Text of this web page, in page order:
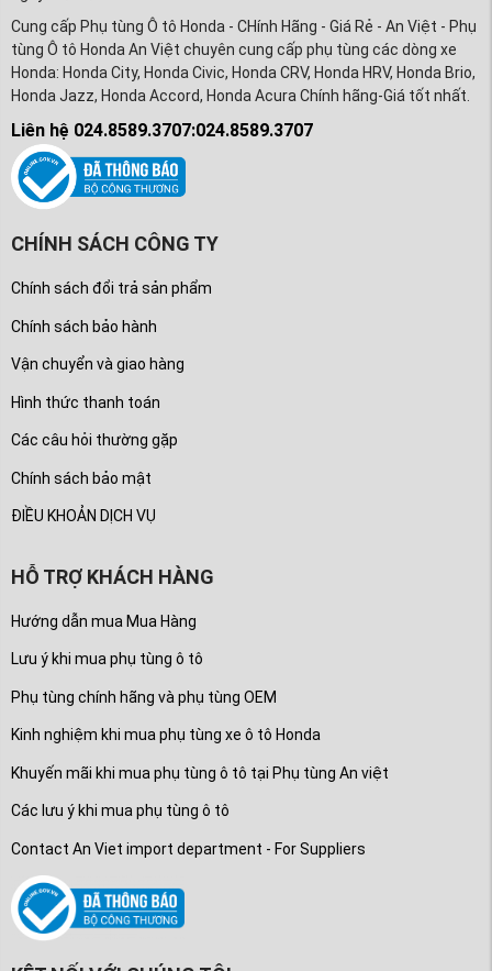
Cung cấp Phụ tùng Ô tô Honda - CHính Hãng - Giá Rẻ - An Việt - Phụ
tùng Ô tô Honda An Việt chuyên cung cấp phụ tùng các dòng xe
Honda: Honda City, Honda Civic, Honda CRV, Honda HRV, Honda Brio,
Honda Jazz, Honda Accord, Honda Acura Chính hãng-Giá tốt nhất.
Liên hệ 024.8589.3707:024.8589.3707
CHÍNH SÁCH CÔNG TY
Chính sách đổi trả sản phẩm
Chính sách bảo hành
Vận chuyển và giao hàng
Hình thức thanh toán
Các câu hỏi thường gặp
Chính sách bảo mật
ĐIỀU KHOẢN DỊCH VỤ
HỖ TRỢ KHÁCH HÀNG
Hướng dẫn mua Mua Hàng
Lưu ý khi mua phụ tùng ô tô
Phụ tùng chính hãng và phụ tùng OEM
Kinh nghiệm khi mua phụ tùng xe ô tô Honda
Khuyến mãi khi mua phụ tùng ô tô tại Phụ tùng An việt
Các lưu ý khi mua phụ tùng ô tô
Contact An Viet import department - For Suppliers